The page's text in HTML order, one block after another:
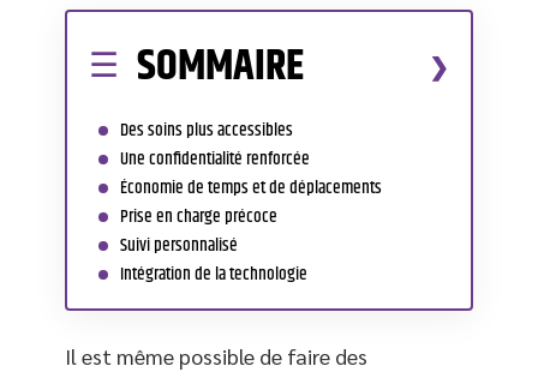
SOMMAIRE
Des soins plus accessibles
Une confidentialité renforcée
Économie de temps et de déplacements
Prise en charge précoce
Suivi personnalisé
Intégration de la technologie
Il est même possible de faire des